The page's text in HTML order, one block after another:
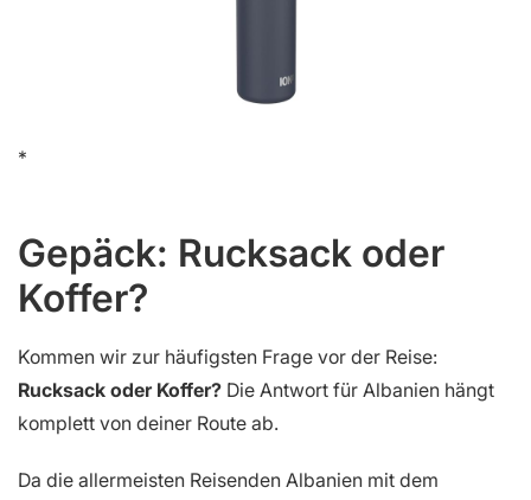
Gepäck: Rucksack oder
Koffer?
Kommen wir zur häufigsten Frage vor der Reise:
Rucksack oder Koffer? Die Antwort für Albanien hängt
komplett von deiner Route ab.
Da die allermeisten Reisenden Albanien mit dem